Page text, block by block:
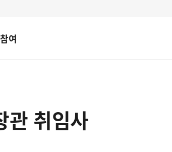
여
관 취임사